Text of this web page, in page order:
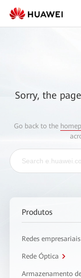
Sorry, the
Go back to the
Produtos
Redes empresariais
Rede Óptica
Armazenamento